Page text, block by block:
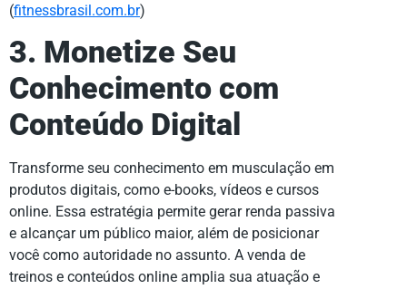
(fitnessbrasil.com.br)
3. Monetize Seu
Conhecimento com
Conteúdo Digital
Transforme seu conhecimento em musculação em
produtos digitais, como e-books, vídeos e cursos
online. Essa estratégia permite gerar renda passiva
e alcançar um público maior, além de posicionar
você como autoridade no assunto. A venda de
treinos e conteúdos online amplia sua atuação e